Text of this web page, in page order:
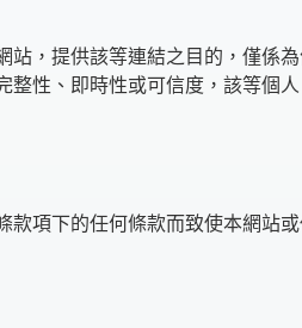
，提供該等連結之目的，僅係
性、即時性或可信度，該等個
項下的任何條款而致使本網站